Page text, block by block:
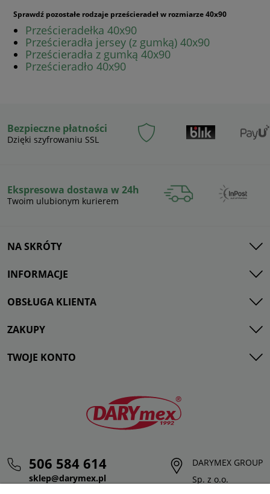
Sprawdź pozostałe rodzaje prześcieradeł w rozmiarze 40x90
Prześcieradełka 40x90
Prześcieradła jersey (z gumką) 40x90
Prześcieradła z gumką 40x90
Prześcieradło 40x90
Bezpieczne płatności
Dzięki szyfrowaniu SSL
Ekspresowa dostawa w 24h
Twoim ulubionym kurierem
NA SKRÓTY
INFORMACJE
OBSŁUGA KLIENTA
ZAKUPY
TWOJE KONTO
506 584 614
sklep@darymex.pl
DARYMEX GROUP
Sp. z o.o.